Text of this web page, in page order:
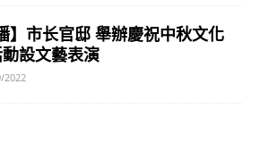
】市长官邸 舉辦慶祝中秋文化
設文藝表演
2022